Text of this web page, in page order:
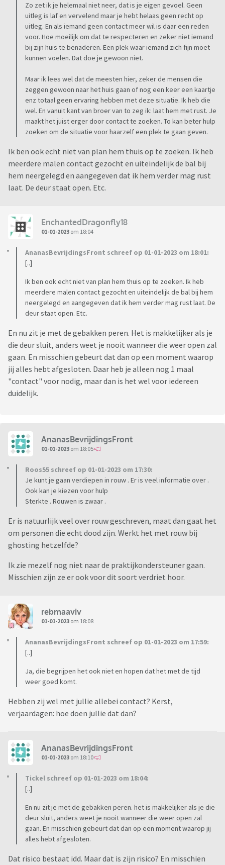
Zo zet ik je helemaal niet neer, dat is je eigen gevoel. Geen
uitleg is laf en vervelend maar je hebt helaas geen recht op
uitleg. En als iemand geen contact meer wil is daar een reden
voor. Hoe moeilijk om dat te respecteren en zeker niet iemand
bij zijn huis te benaderen. Een plek waar iemand zich fijn moet
kunnen voelen. Dat doe je gewoon niet.
Maar ik lees wel dat de meesten hier, zeker de mensen die
zeggen gewoon naar het huis gaan of nog een keer een kaartje
enz totaal geen ervaring hebben met deze situatie. Ik heb die
wel. En vanuit kant van broer van to zeg ik: laat hem met rust. Je
maakt het juist erger door contact te zoeken. To kan beter hulp
zoeken om de situatie voor haarzelf een plek te gaan geven.
Ik ben ook echt niet van plan hem thuis op te zoeken. Ik heb
meerdere malen contact gezocht en uiteindelijk de bal bij
hem neergelegd en aangegeven dat ik hem verder mag rust
laat. De deur staat open. Etc.
EnchantedDragonfly18
01-01-2023 om 18:04
AnanasBevrijdingsFront schreef op 01-01-2023 om 18:01:
[..]
Ik ben ook echt niet van plan hem thuis op te zoeken. Ik heb
meerdere malen contact gezocht en uiteindelijk de bal bij hem
neergelegd en aangegeven dat ik hem verder mag rust laat. De
deur staat open. Etc.
En nu zit je met de gebakken peren. Het is makkelijker als je
die deur sluit, anders weet je nooit wanneer die weer open zal
gaan. En misschien gebeurt dat dan op een moment waarop
jij alles hebt afgesloten. Daar heb je alleen nog 1 maal
"contact" voor nodig, maar dan is het wel voor iedereen
duidelijk.
AnanasBevrijdingsFront
01-01-2023 om 18:05
Roos55 schreef op 01-01-2023 om 17:30:
Je kunt je gaan verdiepen in rouw . Er is veel informatie over .
Ook kan je kiezen voor hulp
Sterkte . Rouwen is zwaar .
Er is natuurlijk veel over rouw geschreven, maat dan gaat het
om personen die echt dood zijn. Werkt het met rouw bij
ghosting hetzelfde?
Ik zie mezelf nog niet naar de praktijkondersteuner gaan.
Misschien zijn ze er ook voor dit soort verdriet hoor.
rebmaaviv
01-01-2023 om 18:08
AnanasBevrijdingsFront schreef op 01-01-2023 om 17:59:
[..]
Ja, die begrijpen het ook niet en hopen dat het met de tijd
weer goed komt.
Hebben zij wel met jullie allebei contact? Kerst,
verjaardagen: hoe doen jullie dat dan?
AnanasBevrijdingsFront
01-01-2023 om 18:10
Tickel schreef op 01-01-2023 om 18:04:
[..]
En nu zit je met de gebakken peren. het is makkelijker als je die
deur sluit, anders weet je nooit wanneer die weer open zal
gaan. En misschien gebeurt dat dan op een moment waarop jij
alles hebt afgesloten.
Dat risico bestaat idd. Maar dat is zijn risico? En misschien